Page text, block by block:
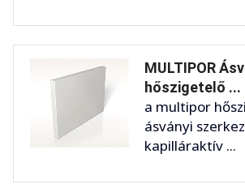
MULTIPOR
hőszigetelő ...
a multipor
ásványi
kapilláraktív ...